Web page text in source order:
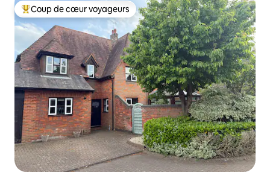
Coups de cœur voyageurs les plus appréciés
Coup de cœur voyageurs